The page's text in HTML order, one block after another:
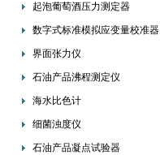
起泡葡萄酒压力测定器
数字式标准模拟应变量校准器
界面张力仪
石油产品沸程测定仪
海水比色计
细菌浊度仪
石油产品凝点试验器